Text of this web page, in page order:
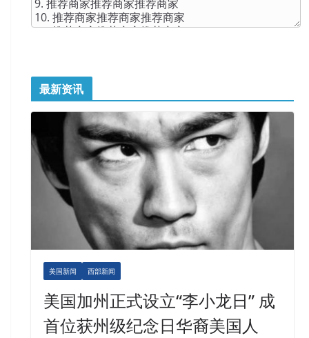
最新资讯
美国新闻 西部新闻
美国加州正式设立“李小龙日” 成
首位获州级纪念日华裔美国人